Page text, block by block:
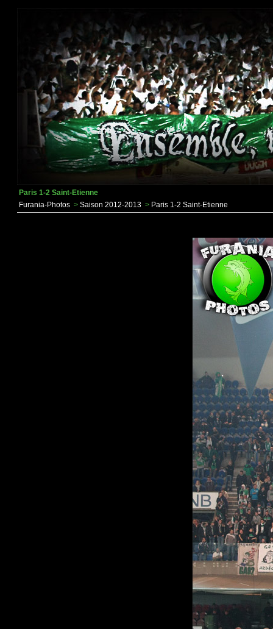
Paris 1-2 Saint-Etienne
Furania-Photos > Saison 2012-2013 > Paris 1-2 Saint-Etienne